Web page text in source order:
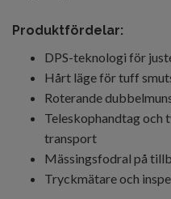
Produktfördelar:
DPS-teknologi för
Hårt läge för tuff
Roterande
Teleskophandtag och
transport
Mässingsfodral på
Tryckmätare och